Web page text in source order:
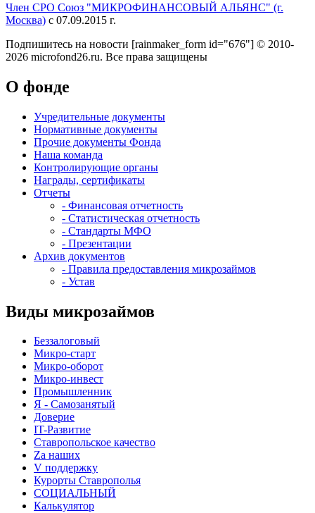
Член СРО Союз "МИКРОФИНАНСОВЫЙ АЛЬЯНС" (г.
Москва) с 07.09.2015 г.
Подпишитесь на новости [rainmaker_form id="676"] © 2010-
2026 microfond26.ru. Все права защищены
О фонде
Учредительные документы
Нормативные документы
Прочие документы Фонда
Наша команда
Контролирующие органы
Награды, сертификаты
Отчеты
- Финансовая отчетность
- Статистическая отчетность
- Стандарты МФО
- Презентации
Архив документов
- Правила предоставления микрозаймов
- Устав
Виды микрозаймов
Беззалоговый
Микро-старт
Микро-оборот
Микро-инвест
Промышленник
Я - Самозанятый
Доверие
IT-Развитие
Ставропольское качество
Za наших
V поддержку
Курорты Ставрополья
СОЦИАЛЬНЫЙ
Калькулятор